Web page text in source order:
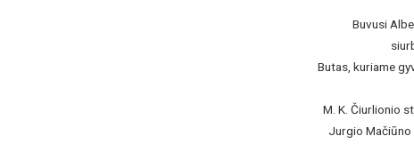
Buvusi
Butas, kuriame
M. K. Čiurlionio
Jurgio